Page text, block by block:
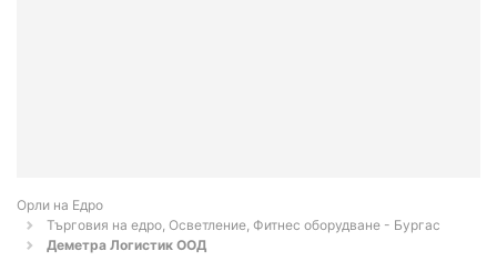
Орли на Едро
Търговия на едро, Осветление, Фитнес оборудване - Бургас
Деметра Логистик ООД